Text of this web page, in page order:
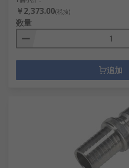
￥2,373.00(税抜)
数量
追加